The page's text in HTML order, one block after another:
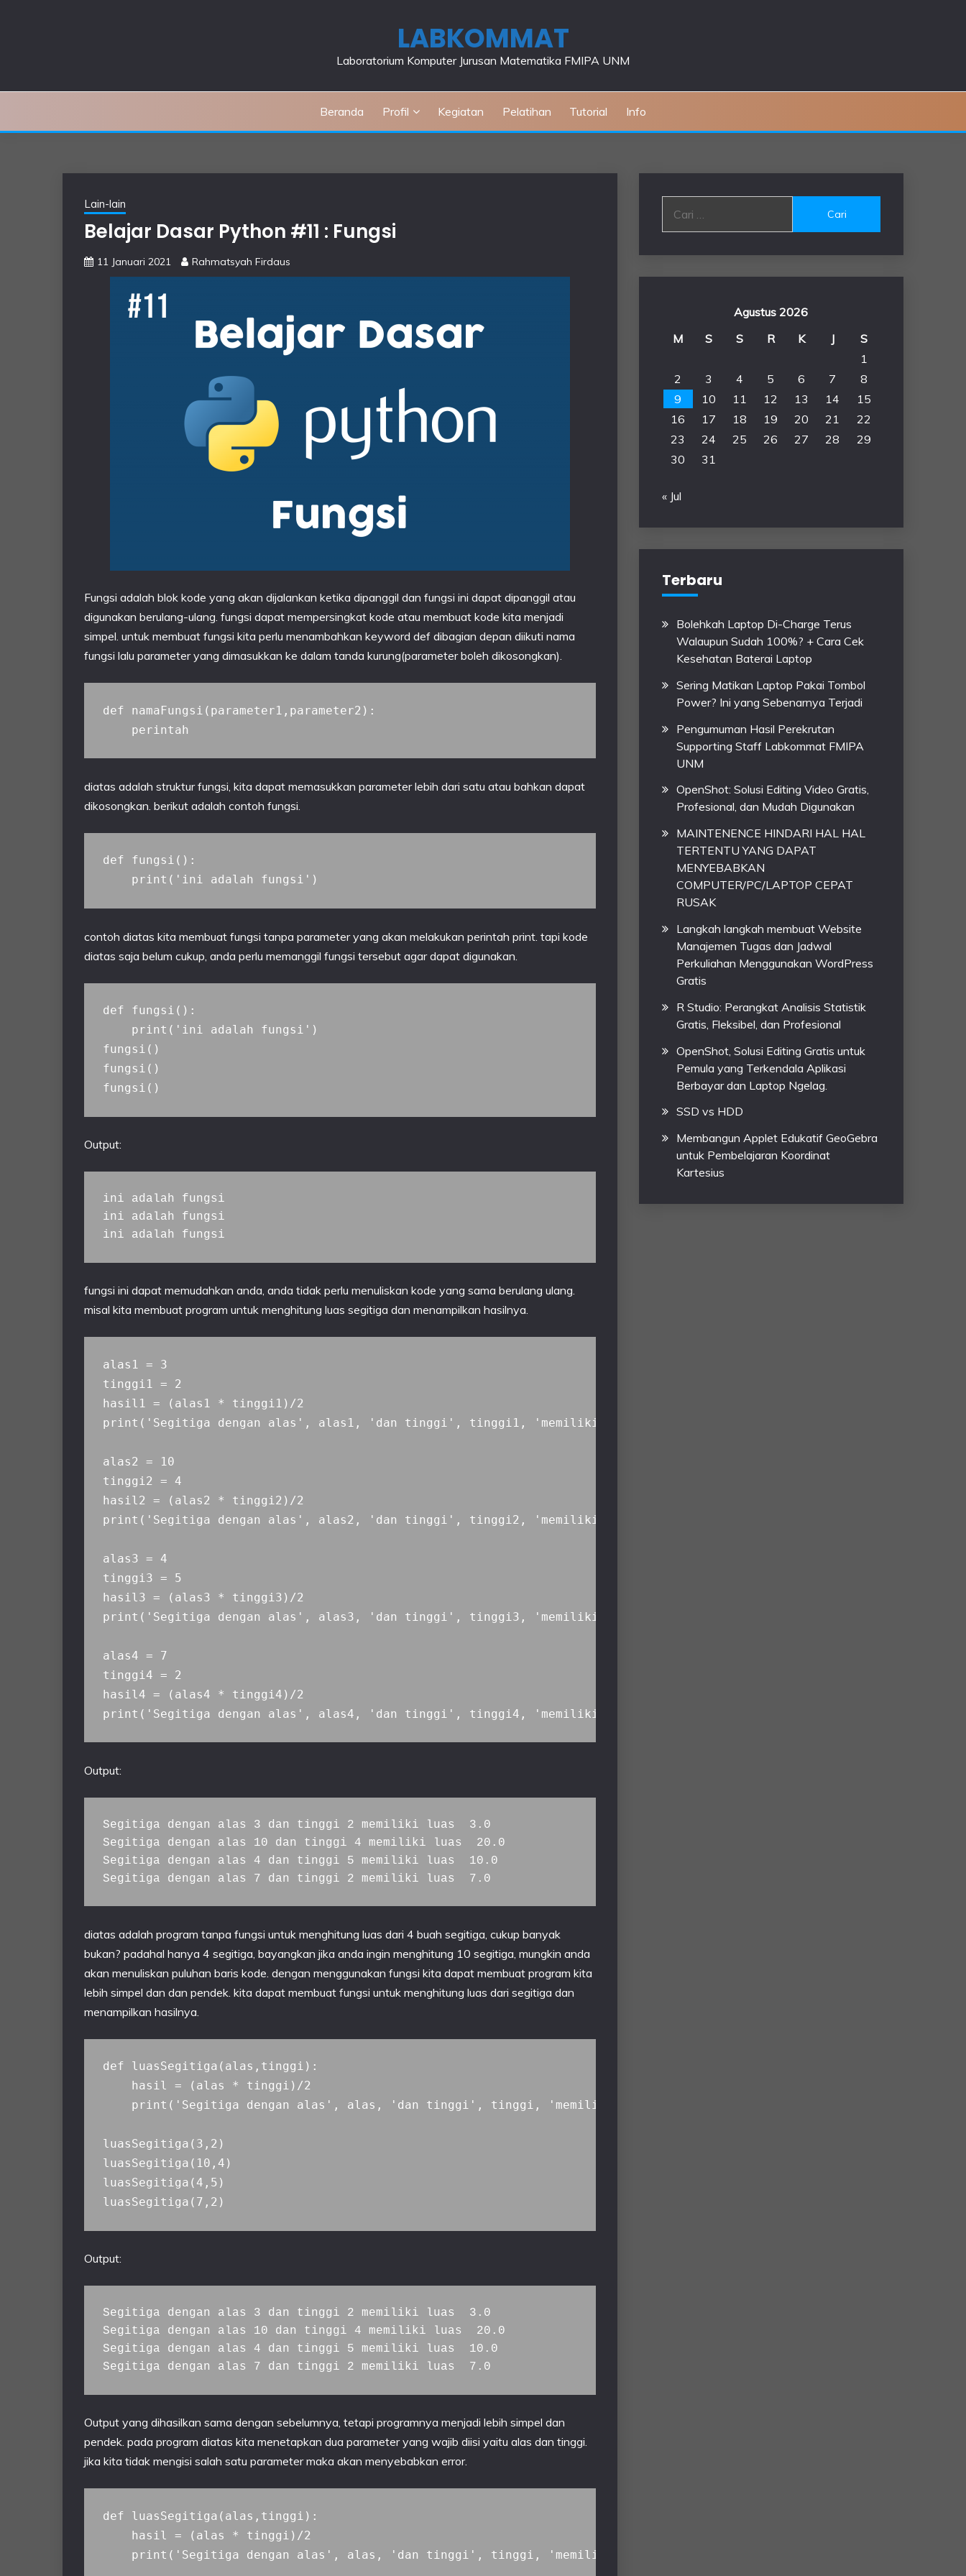
LABKOMMAT
Laboratorium Komputer Jurusan Matematika FMIPA UNM
Beranda Profil Kegiatan Pelatihan Tutorial Info
Lain-lain
Belajar Dasar Python #11 : Fungsi
11 Januari 2021 Rahmatsyah Firdaus
Fungsi adalah blok kode yang akan dijalankan ketika dipanggil dan fungsi ini dapat dipanggil atau
digunakan berulang-ulang. fungsi dapat mempersingkat kode atau membuat kode kita menjadi
simpel. untuk membuat fungsi kita perlu menambahkan keyword def dibagian depan diikuti nama
fungsi lalu parameter yang dimasukkan ke dalam tanda kurung(parameter boleh dikosongkan).
def namaFungsi(parameter1,parameter2):
diatas adalah struktur fungsi, kita dapat memasukkan parameter lebih dari satu atau bahkan dapat
dikosongkan. berikut adalah contoh fungsi.
def fungsi():
contoh diatas kita membuat fungsi tanpa parameter yang akan melakukan perintah print. tapi kode
diatas saja belum cukup, anda perlu memanggil fungsi tersebut agar dapat digunakan.
def fungsi():
print('ini adalah fungsi')
fungsi()
fungsi()
Output:
ini adalah fungsi
ini adalah fungsi
ini adalah fungsi
fungsi ini dapat memudahkan anda, anda tidak perlu menuliskan kode yang sama berulang ulang.
misal kita membuat program untuk menghitung luas segitiga dan menampilkan hasilnya.
alas1 = 3
tinggi1 = 2
hasil1 = (alas1 * tinggi1)/2
print('Segitiga dengan alas', alas1, 'dan tinggi', tinggi1, 'memiliki luas ', hasil1)
alas2 = 10
tinggi2 = 4
hasil2 = (alas2 * tinggi2)/2
print('Segitiga dengan alas', alas2, 'dan tinggi', tinggi2, 'memiliki luas ', hasil2)
alas3 = 4
tinggi3 = 5
hasil3 = (alas3 * tinggi3)/2
print('Segitiga dengan alas', alas3, 'dan tinggi', tinggi3, 'memiliki luas ', hasil3)
alas4 = 7
tinggi4 = 2
hasil4 = (alas4 * tinggi4)/2
Output:
Segitiga dengan alas 3 dan tinggi 2 memiliki luas  3.0
Segitiga dengan alas 10 dan tinggi 4 memiliki luas  20.0
Segitiga dengan alas 4 dan tinggi 5 memiliki luas  10.0
Segitiga dengan alas 7 dan tinggi 2 memiliki luas  7.0
diatas adalah program tanpa fungsi untuk menghitung luas dari 4 buah segitiga, cukup banyak
bukan? padahal hanya 4 segitiga, bayangkan jika anda ingin menghitung 10 segitiga, mungkin anda
akan menuliskan puluhan baris kode. dengan menggunakan fungsi kita dapat membuat program kita
lebih simpel dan dan pendek. kita dapat membuat fungsi untuk menghitung luas dari segitiga dan
menampilkan hasilnya.
def luasSegitiga(alas,tinggi):
hasil = (alas * tinggi)/2
print('Segitiga dengan alas', alas, 'dan tinggi', tinggi, 'memiliki luas ', hasil)
luasSegitiga(3,2)
luasSegitiga(10,4)
luasSegitiga(4,5)
Output:
Segitiga dengan alas 3 dan tinggi 2 memiliki luas  3.0
Segitiga dengan alas 10 dan tinggi 4 memiliki luas  20.0
Segitiga dengan alas 4 dan tinggi 5 memiliki luas  10.0
Segitiga dengan alas 7 dan tinggi 2 memiliki luas  7.0
Output yang dihasilkan sama dengan sebelumnya, tetapi programnya menjadi lebih simpel dan
pendek. pada program diatas kita menetapkan dua parameter yang wajib diisi yaitu alas dan tinggi.
jika kita tidak mengisi salah satu parameter maka akan menyebabkan error.
def luasSegitiga(alas,tinggi):
hasil = (alas * tinggi)/2
print('Segitiga dengan alas', alas, 'dan tinggi', tinggi, 'memiliki luas ', hasil)
untuk:
Agustus 2026
M
S S R K J
S
1
2
3 4 5 6 7
8
9
10 11 12 13 14
15
16
17 18 19 20 21
22
23
24 25 26 27 28
29
30
31
« Jul
Terbaru
Bolehkah Laptop Di-Charge Terus
Walaupun Sudah 100%? + Cara Cek
Kesehatan Baterai Laptop
Sering Matikan Laptop Pakai Tombol
Power? Ini yang Sebenarnya Terjadi
Pengumuman Hasil Perekrutan
Supporting Staff Labkommat FMIPA
UNM
OpenShot: Solusi Editing Video Gratis,
Profesional, dan Mudah Digunakan
MAINTENENCE HINDARI HAL HAL
TERTENTU YANG DAPAT
MENYEBABKAN
COMPUTER/PC/LAPTOP CEPAT
RUSAK
Langkah langkah membuat Website
Manajemen Tugas dan Jadwal
Perkuliahan Menggunakan WordPress
Gratis
R Studio: Perangkat Analisis Statistik
Gratis, Fleksibel, dan Profesional
OpenShot, Solusi Editing Gratis untuk
Pemula yang Terkendala Aplikasi
Berbayar dan Laptop Ngelag.
SSD vs HDD
Membangun Applet Edukatif GeoGebra
untuk Pembelajaran Koordinat
Kartesius